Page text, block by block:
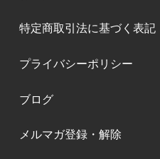
特定商取引法に基づく表記
プライバシーポリシー
ブログ
メルマガ登録・解除